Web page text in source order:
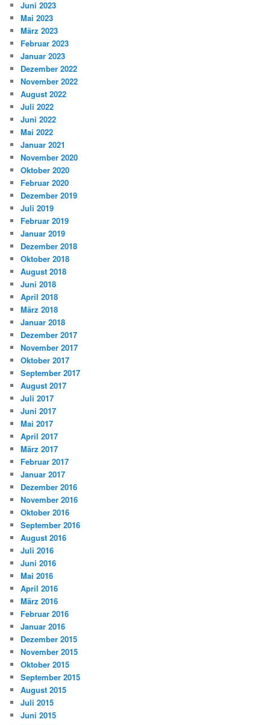
Juni 2023
Mai 2023
März 2023
Februar 2023
Januar 2023
Dezember 2022
November 2022
August 2022
Juli 2022
Juni 2022
Mai 2022
Januar 2021
November 2020
Oktober 2020
Februar 2020
Dezember 2019
Juli 2019
Februar 2019
Januar 2019
Dezember 2018
Oktober 2018
August 2018
Juni 2018
April 2018
März 2018
Januar 2018
Dezember 2017
November 2017
Oktober 2017
September 2017
August 2017
Juli 2017
Juni 2017
Mai 2017
April 2017
März 2017
Februar 2017
Januar 2017
Dezember 2016
November 2016
Oktober 2016
September 2016
August 2016
Juli 2016
Juni 2016
Mai 2016
April 2016
März 2016
Februar 2016
Januar 2016
Dezember 2015
November 2015
Oktober 2015
September 2015
August 2015
Juli 2015
Juni 2015